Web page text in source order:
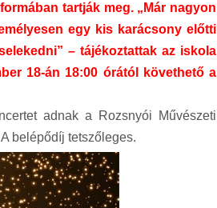
tartják meg. „Már nagyon
egy kis karácsony előtti
– tájékoztattak az iskola
18-án 18:00 órától követhető a
adnak a Rozsnyói Művészeti
belépődíj tetszőleges.